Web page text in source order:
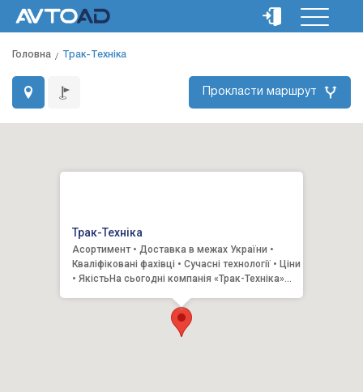
Головна Трак-Техніка
Прокласти маршрут
Трак-Техніка
Асортимент • Доставка в межах України •
Кваліфіковані фахівці • Сучасні технології • Ціни
• ЯкістьНа сьогодні компанія «Трак-Техніка»